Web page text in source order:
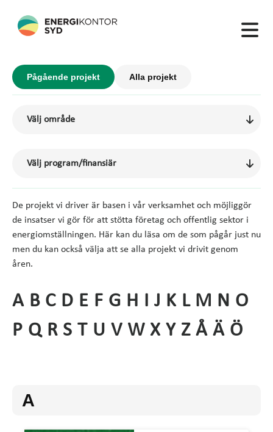
Pågående projekt Alla projekt
De projekt vi driver är basen i vår verksamhet och möjliggör
de insatser vi gör för att stötta företag och offentlig sektor i
energiomställningen. Här kan du läsa om de som pågår just nu
men du kan också välja att se alla projekt vi drivit genom
åren.
A B C D E F G H I J K L M N O
P Q R S T U V W X Y Z Å Ä Ö
A